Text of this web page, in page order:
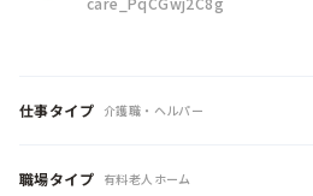
仕事タイプ 介護職・ヘルパー
職場タイプ 有料老人ホーム